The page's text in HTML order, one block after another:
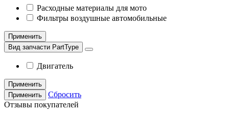
Расходные материалы для мото
Фильтры воздушные автомобильные
Применить
Вид запчасти PartType
Двигатель
Применить
Применить
Сбросить
Отзывы покупателей